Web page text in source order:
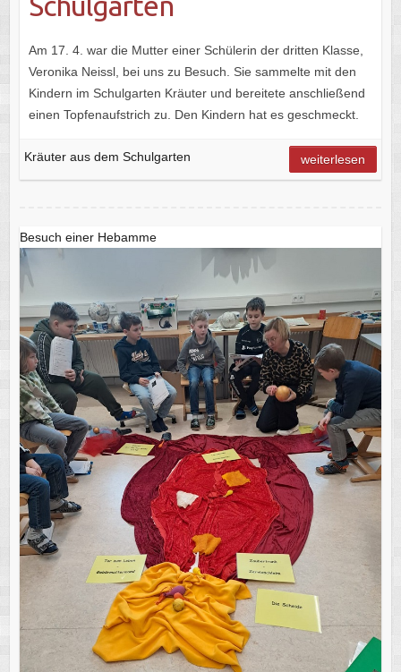
Am 17. 4. war die Mutter einer Schülerin der dritten Klasse,
Veronika Neissl, bei uns zu Besuch. Sie sammelte mit den
Kindern im Schulgarten Kräuter und bereitete anschließend
einen Topfenaufstrich zu. Den Kindern hat es geschmeckt.
Kräuter aus dem Schulgarten weiterlesen
Besuch einer Hebamme